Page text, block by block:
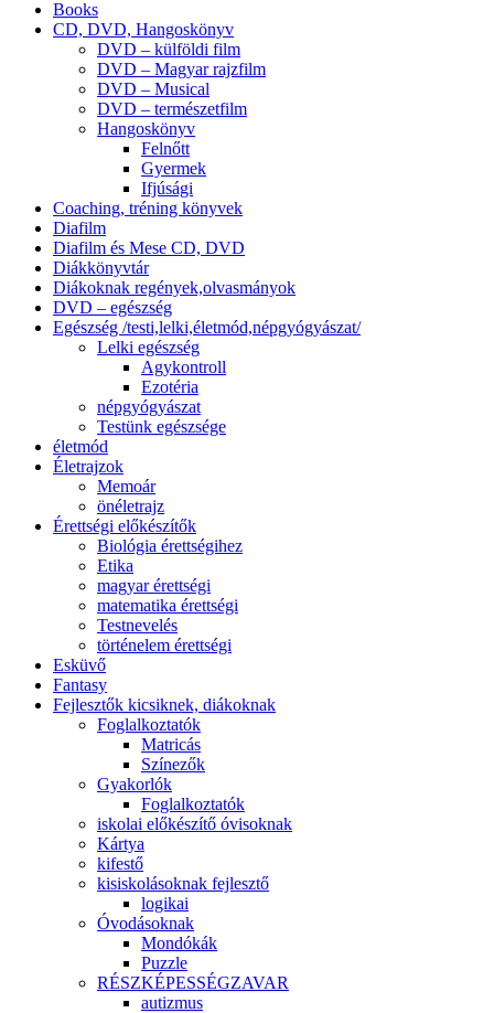
Books
CD, DVD, Hangoskönyv
DVD – külföldi film
DVD – Magyar rajzfilm
DVD – Musical
DVD – természetfilm
Hangoskönyv
Felnőtt
Gyermek
Ifjúsági
Coaching, tréning könyvek
Diafilm
Diafilm és Mese CD, DVD
Diákkönyvtár
Diákoknak regények,olvasmányok
DVD – egészség
Egészség /testi,lelki,életmód,népgyógyászat/
Lelki egészség
Agykontroll
Ezotéria
népgyógyászat
Testünk egészsége
életmód
Életrajzok
Memoár
önéletrajz
Érettségi előkészítők
Biológia érettségihez
Etika
magyar érettségi
matematika érettségi
Testnevelés
történelem érettségi
Esküvő
Fantasy
Fejlesztők kicsiknek, diákoknak
Foglalkoztatók
Matricás
Színezők
Gyakorlók
Foglalkoztatók
iskolai előkészítő óvisoknak
Kártya
kifestő
kisiskolásoknak fejlesztő
logikai
Óvodásoknak
Mondókák
Puzzle
RÉSZKÉPESSÉGZAVAR
autizmus